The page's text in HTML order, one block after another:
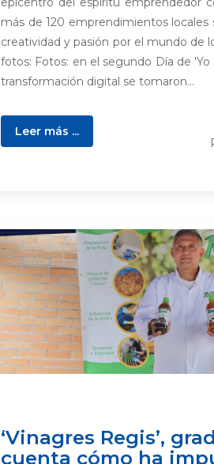
más de 120 emprendimientos locales
creatividad y pasión por el mundo de
fotos: Fotos: en el segundo Día de
transformación digital se tomaron...
Leer más ...
‘Vinagres Regis’,
cuenta cómo ha